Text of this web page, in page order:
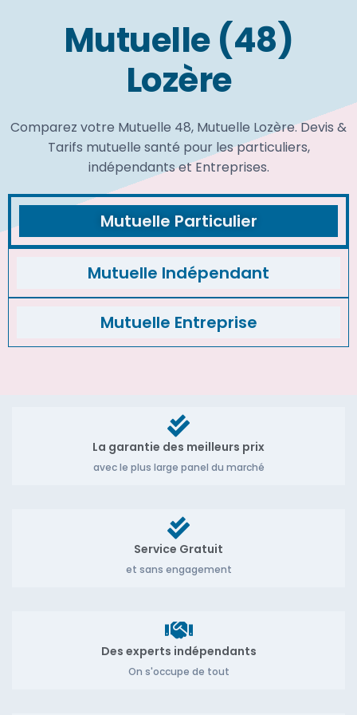
Mutuelle (48)
Lozère
Comparez votre Mutuelle 48, Mutuelle Lozère. Devis &
Tarifs mutuelle santé pour les particuliers,
indépendants et Entreprises.
Mutuelle Particulier
Mutuelle Indépendant
Mutuelle Entreprise
La garantie des meilleurs prix
avec le plus large panel du marché
Service Gratuit
et sans engagement
Des experts indépendants
On s'occupe de tout